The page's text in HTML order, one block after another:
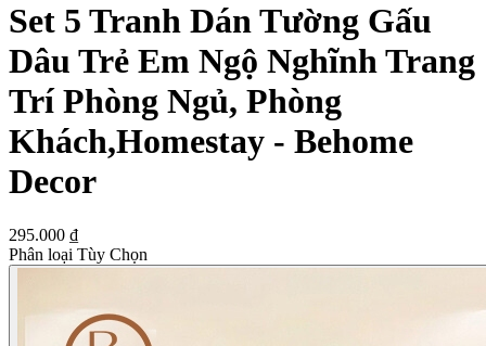
Set 5 Tranh Dán Tường Gấu
Dâu Trẻ Em Ngộ Nghĩnh Trang
Trí Phòng Ngủ, Phòng
Khách,Homestay - Behome
Decor
295.000 ₫
Phân loại Tùy Chọn